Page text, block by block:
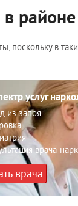
в
поскольку в
услуг
из запоя
врача-
врача